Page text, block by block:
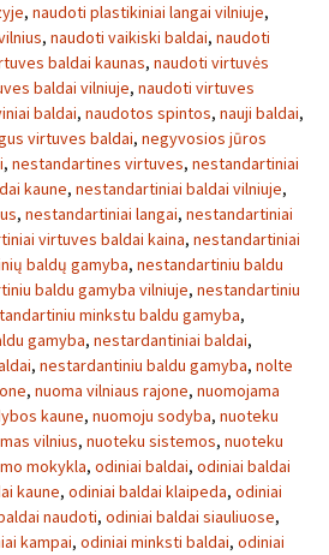
, naudoti plastikiniai langai vilniuje,
, naudoti vaikiski baldai, naudoti
baldai kaunas, naudoti virtuvės
baldai vilniuje, naudoti virtuves
baldai, naudotos spintos, nauji baldai,
virtuves baldai, negyvosios jūros
, nestandartines virtuves, nestandartiniai
kaune, nestandartiniai baldai vilniuje,
, nestandartiniai langai, nestandartiniai
virtuves baldai kaina, nestandartiniai
baldų gamyba, nestandartiniu baldu
baldu gamyba vilniuje, nestandartiniu
minkstu baldu gamyba,
gamyba, nestardantiniai baldai,
, nestardantiniu baldu gamyba, nolte
, nuoma vilniaus rajone, nuomojama
kaune, nuomoju sodyba, nuoteku
vilnius, nuoteku sistemos, nuoteku
mokykla, odiniai baldai, odiniai baldai
kaune, odiniai baldai klaipeda, odiniai
naudoti, odiniai baldai siauliuose,
kampai, odiniai minksti baldai, odiniai